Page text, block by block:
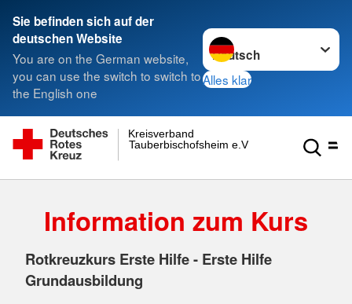
Sie befinden sich auf der
deutschen Website
You are on the German website,
you can use the switch to switch to
the English one
Sprache wechseln zu
Alles klar
Tauberbischofsheim e.V.
Kreisverband
Information zum Kurs
Rotkreuzkurs Erste Hilfe - Erste Hilfe
Grundausbildung